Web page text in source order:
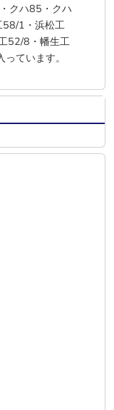
クハ85・クハ
1・浜松工
52/8・幡生工
います。